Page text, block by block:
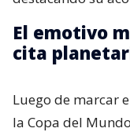
El emotivo
cita
Luego de marcar
la Copa del